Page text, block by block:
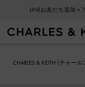
LINEお友だち追加＋
CHARLES & KEITH (チャー